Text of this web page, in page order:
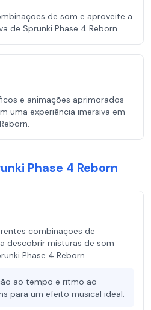
de som e aproveite a
de Sprunki Phase 4 Reborn.
e animações aprimorados
uma experiência imersiva em
Phase 4 Reborn
combinações de
descobrir misturas de som
Phase 4 Reborn.
ao tempo e ritmo ao
para um efeito musical ideal.